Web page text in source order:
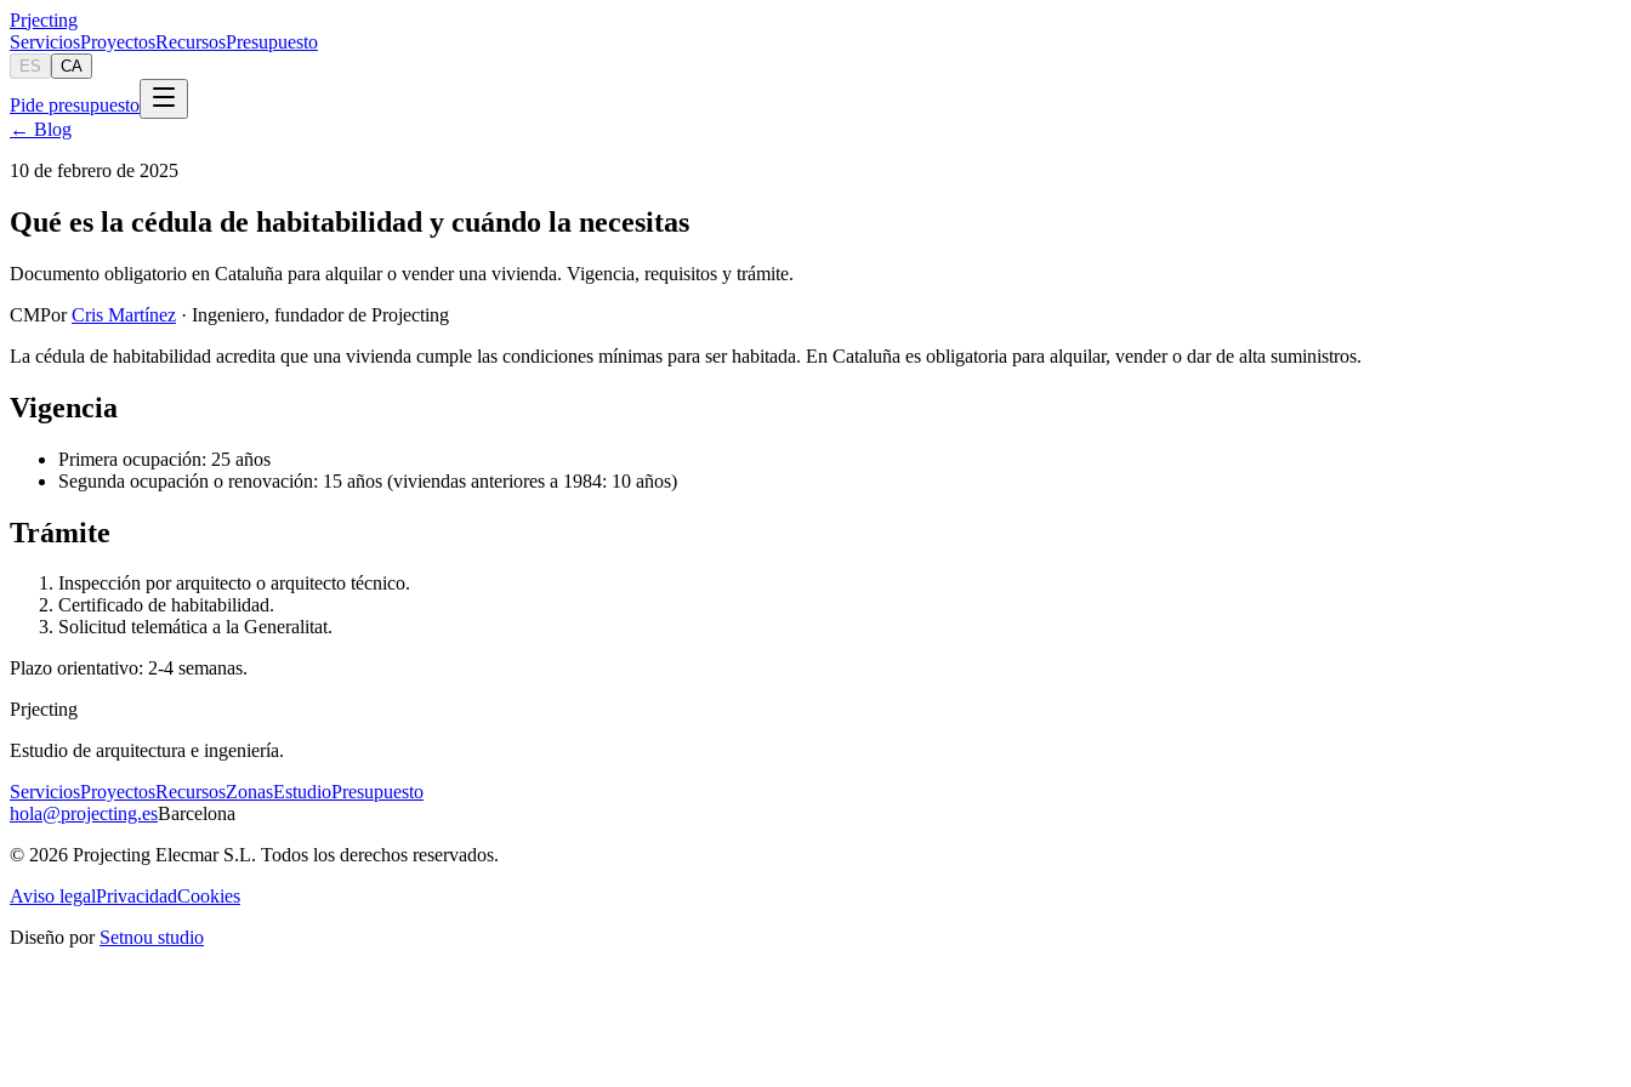
Prjecting
ServiciosProyectosRecursosPresupuesto
ES CA
Pide presupuesto
← Blog
10 de febrero de 2025
Qué es la cédula de habitabilidad y cuándo la necesitas
Documento obligatorio en Cataluña para alquilar o vender una vivienda. Vigencia, requisitos y trámite.
CMPorCris Martínez · Ingeniero, fundador de Projecting
La cédula de habitabilidad acredita que una vivienda cumple las condiciones mínimas para ser habitada. En Cataluña es obligatoria para alquilar, vender o dar de alta suministros.
Vigencia
Primera ocupación: 25 años
Segunda ocupación o renovación: 15 años (viviendas anteriores a 1984: 10 años)
Trámite
Inspección por arquitecto o arquitecto técnico.
Certificado de habitabilidad.
Solicitud telemática a la Generalitat.
Plazo orientativo: 2-4 semanas.
Prjecting
Estudio de arquitectura e ingeniería.
ServiciosProyectosRecursosZonasEstudioPresupuesto
hola@projecting.esBarcelona
© 2026 Projecting Elecmar S.L. Todos los derechos reservados.
Aviso legalPrivacidadCookies
Diseño por Setnou studio